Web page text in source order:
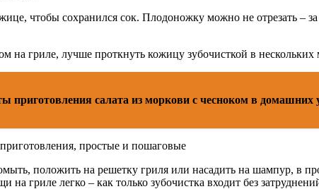
чтобы сохранился сок. Плодоножку можно не отрезать –
на гриле, лучше проткнуть кожицу зубочисткой в нескольких
приготовления салата из моркови с чесноком в домашних
положить на решетку гриля или насадить на шампур, в
на гриле легко – как только зубочистка входит без